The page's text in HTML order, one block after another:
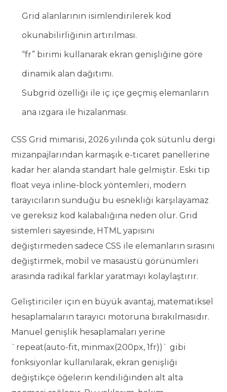
Grid alanlarının isimlendirilerek kod
okunabilirliğinin artırılması.
“fr” birimi kullanarak ekran genişliğine göre
dinamik alan dağıtımı.
Subgrid özelliği ile iç içe geçmiş elemanların
ana ızgara ile hizalanması.
CSS Grid mimarisi, 2026 yılında çok sütunlu dergi
mizanpajlarından karmaşık e-ticaret panellerine
kadar her alanda standart hale gelmiştir. Eski tip
float veya inline-block yöntemleri, modern
tarayıcıların sunduğu bu esnekliği karşılayamaz
ve gereksiz kod kalabalığına neden olur. Grid
sistemleri sayesinde, HTML yapısını
değiştirmeden sadece CSS ile elemanların sırasını
değiştirmek, mobil ve masaüstü görünümleri
arasında radikal farklar yaratmayı kolaylaştırır.
Geliştiriciler için en büyük avantaj, matematiksel
hesaplamaların tarayıcı motoruna bırakılmasıdır.
Manuel genişlik hesaplamaları yerine
`repeat(auto-fit, minmax(200px, 1fr))` gibi
fonksiyonlar kullanılarak, ekran genişliği
değiştikçe öğelerin kendiliğinden alt alta